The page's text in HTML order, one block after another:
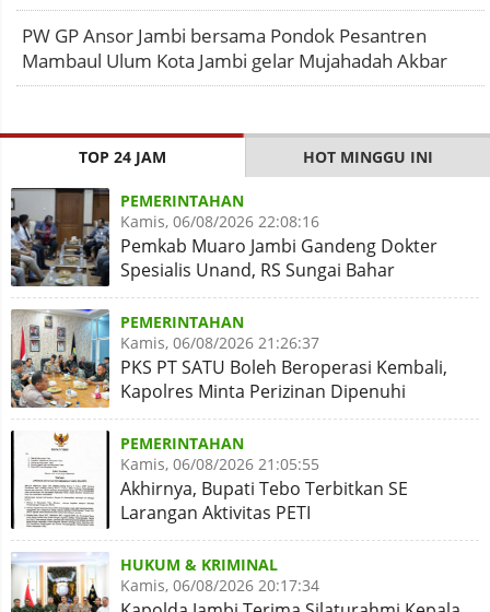
PW GP Ansor Jambi bersama Pondok Pesantren
Mambaul Ulum Kota Jambi gelar Mujahadah Akbar
TOP 24 JAM HOT MINGGU INI
PEMERINTAHAN
Kamis, 06/08/2026 22:08:16
Pemkab Muaro Jambi Gandeng Dokter
Spesialis Unand, RS Sungai Bahar
Disiapkan Naik Kelas
PEMERINTAHAN
Kamis, 06/08/2026 21:26:37
PKS PT SATU Boleh Beroperasi Kembali,
Kapolres Minta Perizinan Dipenuhi
PEMERINTAHAN
Kamis, 06/08/2026 21:05:55
Akhirnya, Bupati Tebo Terbitkan SE
Larangan Aktivitas PETI
HUKUM & KRIMINAL
Kamis, 06/08/2026 20:17:34